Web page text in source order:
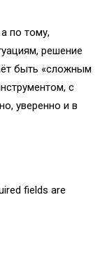
по тому,
решение
быть «сложным
с
уверенно и в
fields are